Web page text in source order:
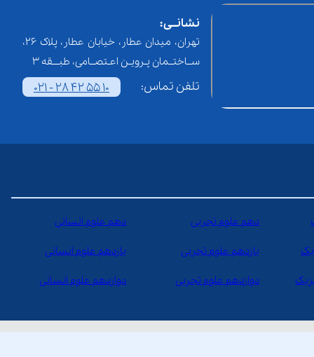
نشانــی:
تهران، میدان عطار، خیابان عطار، پلاک 26،
ســاختــمان پـرویـن اعـتصــامی، طبـــقه 3
تلفن تماس: 021 - 28 42 55 10
دهم علوم تجربی دهم علوم انسانی
یازدهم علوم تجربی یازدهم علوم انسانی
دوازدهم علوم تجربی دوازدهم علوم انسانی